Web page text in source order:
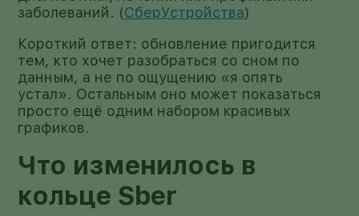
заболеваний. (СберУстройства)
Короткий ответ: обновление пригодится
тем, кто хочет разобраться со сном по
данным, а не по ощущению «я опять
устал». Остальным оно может показаться
просто ещё одним набором красивых
графиков.
Что изменилось в
кольце Sber